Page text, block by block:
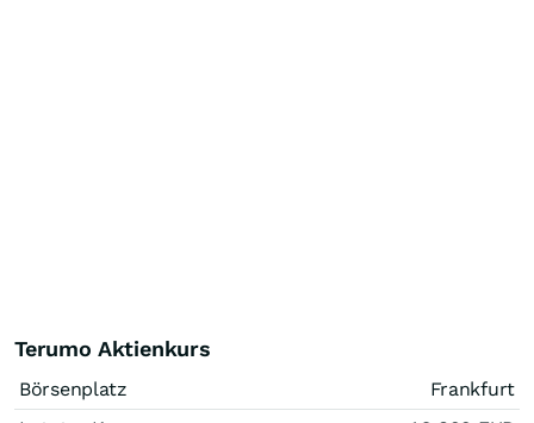
Terumo Aktienkurs
Börsenplatz
Frankfurt